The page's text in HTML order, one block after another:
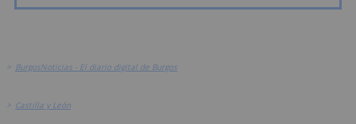
> BurgosNoticias - El diario digital de Burgos
> Castilla y León